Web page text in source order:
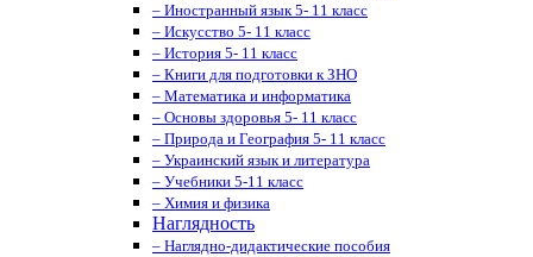
– Иностранный язык 5- 11 класс
– Искусство 5- 11 класс
– История 5- 11 класс
– Книги для подготовки к ЗНО
– Математика и информатика
– Основы здоровья 5- 11 класс
– Природа и География 5- 11 класс
– Украинский язык и литература
– Учебники 5-11 класс
– Химия и физика
Наглядность
– Наглядно-дидактические пособия